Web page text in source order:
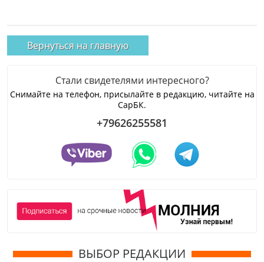
Вернуться на главную
Стали свидетелями интересного?
Снимайте на телефон, присылайте в редакцию, читайте на
СарБК.
+79626255581
ВЫБОР РЕДАКЦИИ